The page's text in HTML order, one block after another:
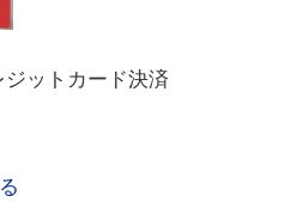
ットカード決済